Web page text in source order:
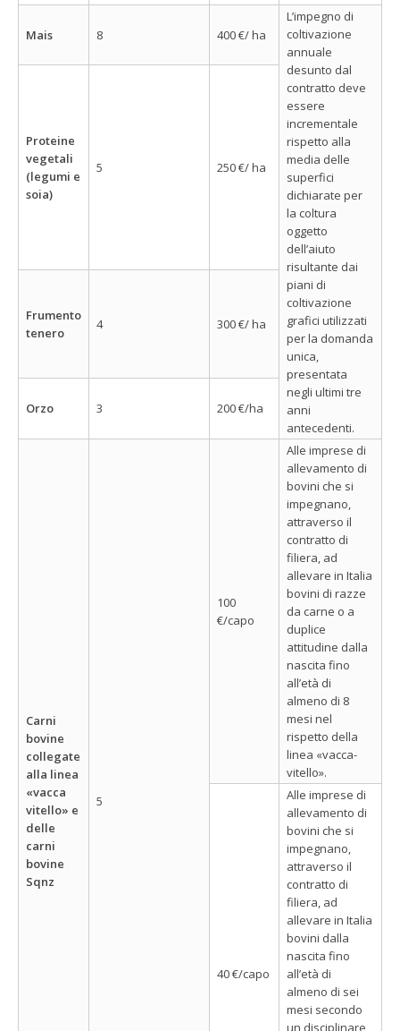
Mais 8 400 €/ ha
L’impegno di
coltivazione
annuale
desunto dal
contratto deve
essere
incrementale
rispetto alla
media delle
superfici
dichiarate per
la coltura
oggetto
dell’aiuto
risultante dai
piani di
coltivazione
grafici utilizzati
per la domanda
unica,
presentata
negli ultimi tre
anni
antecedenti.
Proteine
vegetali
(legumi e
soia)
5 250 €/ ha
Frumento
tenero
4 300 €/ ha
Orzo 3 200 €/ha
Carni
bovine
collegate
alla linea
«vacca
vitello» e
delle
carni
bovine
Sqnz
5
100
€/capo
Alle imprese di
allevamento di
bovini che si
impegnano,
attraverso il
contratto di
filiera, ad
allevare in Italia
bovini di razze
da carne o a
duplice
attitudine dalla
nascita fino
all’età di
almeno di 8
mesi nel
rispetto della
linea «vacca-
vitello».
40 €/capo
Alle imprese di
allevamento di
bovini che si
impegnano,
attraverso il
contratto di
filiera, ad
allevare in Italia
bovini dalla
nascita fino
all’età di
almeno di sei
mesi secondo
un disciplinare